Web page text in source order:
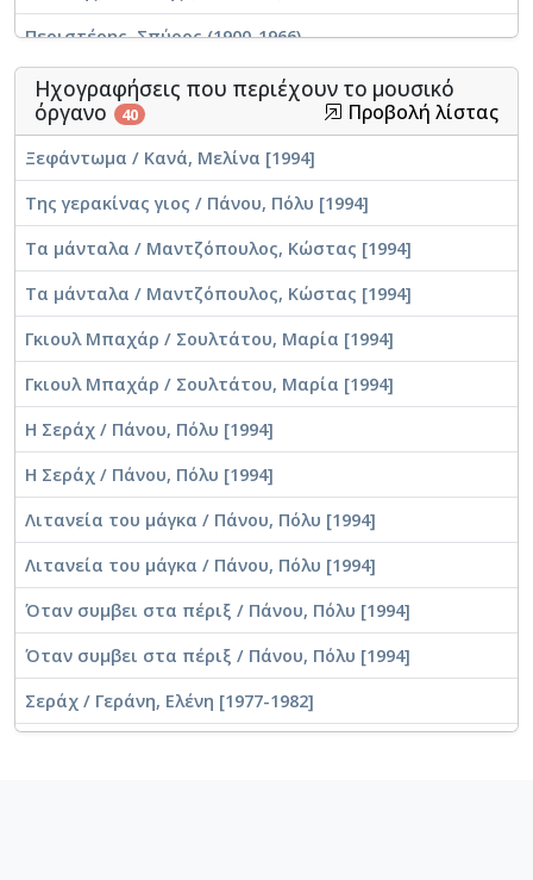
Περιστέρης, Σπύρος (1900-1966)
Καλέργης, Νίκος (1916-2008)
Μοσχονάς, Οδυσσέας (1912-1995)
Περδικόπουλος, Δημήτρης (1914-1952)
Καρίπης, Κώστας (1895?-1952?)
Τζουανάκος, Σταύρος (1925-1974)
Πλέσσας, Σταύρος
Δέδες, Γιάννης (?-2011)
Χρυσίνης, Στέλιος (1916-1970)
Ηχογραφήσεις που περιέχουν το μουσικό
όργανο
40 Προβολή λίστας
Ξεφάντωμα / Κανά, Μελίνα [1994]
Της γερακίνας γιος / Πάνου, Πόλυ [1994]
Τα μάνταλα / Μαντζόπουλος, Κώστας [1994]
Τα μάνταλα / Μαντζόπουλος, Κώστας [1994]
Γκιουλ Μπαχάρ / Σουλτάτου, Μαρία [1994]
Γκιουλ Μπαχάρ / Σουλτάτου, Μαρία [1994]
Η Σεράχ / Πάνου, Πόλυ [1994]
Η Σεράχ / Πάνου, Πόλυ [1994]
Λιτανεία του μάγκα / Πάνου, Πόλυ [1994]
Λιτανεία του μάγκα / Πάνου, Πόλυ [1994]
Όταν συμβει στα πέριξ / Πάνου, Πόλυ [1994]
Όταν συμβει στα πέριξ / Πάνου, Πόλυ [1994]
Σεράχ / Γεράνη, Ελένη [1977-1982]